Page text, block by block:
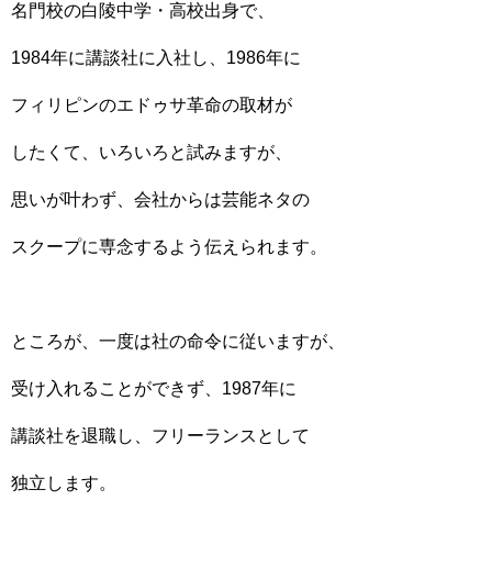
名門校の白陵中学・高校出身で、
1984年に講談社に入社し、1986年に
フィリピンのエドゥサ革命の取材が
したくて、いろいろと試みますが、
思いが叶わず、会社からは芸能ネタの
スクープに専念するよう伝えられます。
ところが、一度は社の命令に従いますが、
受け入れることができず、1987年に
講談社を退職し、フリーランスとして
独立します。